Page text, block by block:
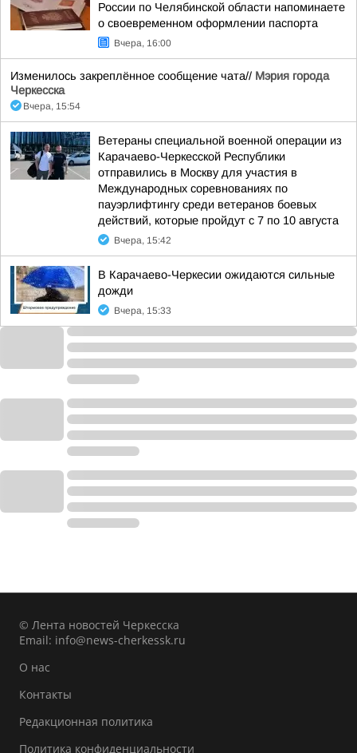
России по Челябинской области напоминаете
о своевременном оформлении паспорта
Вчера, 16:00
Изменилось закреплённое сообщение чата// Мэрия города
Черкесска
Вчера, 15:54
Ветераны специальной военной операции из
Карачаево-Черкесской Республики
отправились в Москву для участия в
Международных соревнованиях по
пауэрлифтингу среди ветеранов боевых
действий, которые пройдут с 7 по 10 августа
Вчера, 15:42
В Карачаево-Черкесии ожидаются сильные
дожди
Вчера, 15:33
© Лента новостей Черкесска
Email: info@news-cherkessk.ru
О нас
Контакты
Редакционная политика
Политика конфиденциальности